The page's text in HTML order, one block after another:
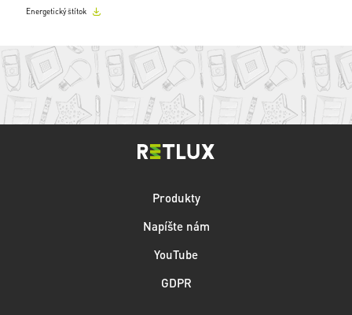
Energetický štítok
Produkty
Napíšte nám
YouTube
GDPR